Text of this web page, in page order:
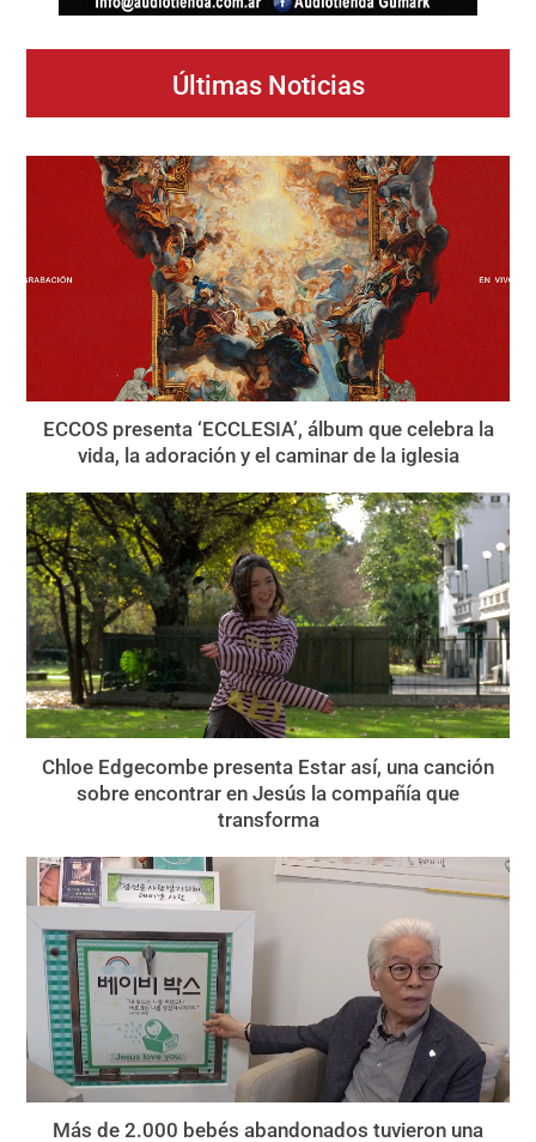
Últimas Noticias
ECCOS presenta ‘ECCLESIA’, álbum que celebra la
vida, la adoración y el caminar de la iglesia
Chloe Edgecombe presenta Estar así, una canción
sobre encontrar en Jesús la compañía que
transforma
Más de 2.000 bebés abandonados tuvieron una